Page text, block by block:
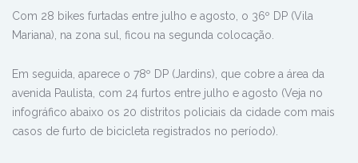
Com 28 bikes furtadas entre julho e agosto, o 36º DP (Vila
Mariana), na zona sul, ficou na segunda colocação.
Em seguida, aparece o 78º DP (Jardins), que cobre a área da
avenida Paulista, com 24 furtos entre julho e agosto (Veja no
infográfico abaixo os 20 distritos policiais da cidade com mais
casos de furto de bicicleta registrados no período).